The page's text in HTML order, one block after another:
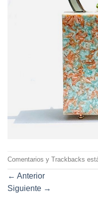
Comentarios y Trackbacks
← Anterior
Siguiente →